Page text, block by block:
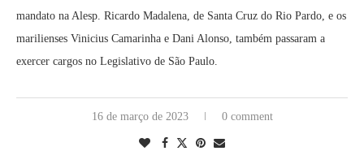
mandato na Alesp. Ricardo Madalena, de Santa Cruz do Rio Pardo, e os
marilienses Vinicius Camarinha e Dani Alonso, também passaram a
exercer cargos no Legislativo de São Paulo.
16 de março de 2023 0 comment